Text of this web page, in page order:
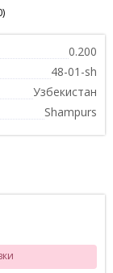
0.200
48-01-sh
Узбекистан
Shampurs